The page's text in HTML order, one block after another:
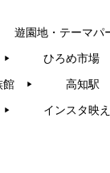
遊園地・テーマパ
▶︎ ひろめ市場
館 ▶︎ 高知駅
▶︎ インスタ映え